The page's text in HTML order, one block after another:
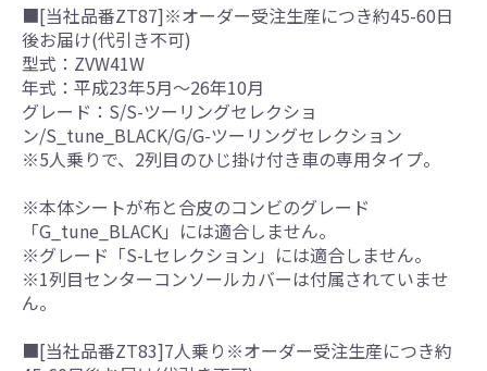
■[当社品番ZT87]※オーダー受注生産につき約45-60日
後お届け(代引き不可)
型式：ZVW41W
年式：平成23年5月～26年10月
グレード：S/S-ツーリングセレクショ
ン/S_tune_BLACK/G/G-ツーリングセレクション
※5人乗りで、2列目のひじ掛け付き車の専用タイプ。
※本体シートが布と合皮のコンビのグレード
「G_tune_BLACK」には適合しません。
※グレード「S-Lセレクション」には適合しません。
※1列目センターコンソールカバーは付属されていませ
ん。
■[当社品番ZT83]7人乗り※オーダー受注生産につき約